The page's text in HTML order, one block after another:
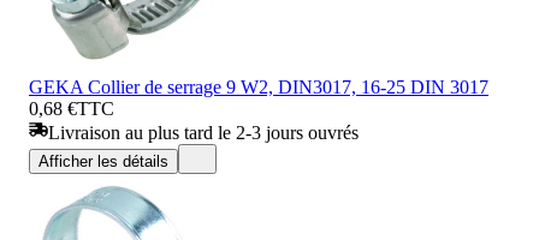
GEKA Collier de serrage 9 W2, DIN3017, 16-25 DIN 3017
0,68 €TTC
Livraison au plus tard le 2-3 jours ouvrés
Afficher les détails